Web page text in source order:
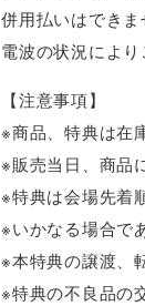
併用払いはできま
電波の状況により
【注意事項】
※商品、特典は在
※販売当日、商品
※特典は会場先着
※いかなる場合で
※本特典の譲渡、
※特典の不良品の